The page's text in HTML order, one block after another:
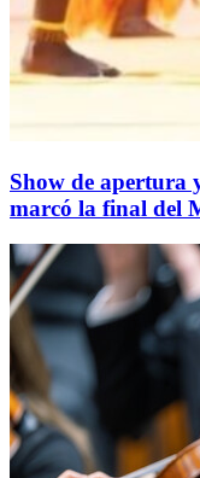
Show de apertura
marcó la final del